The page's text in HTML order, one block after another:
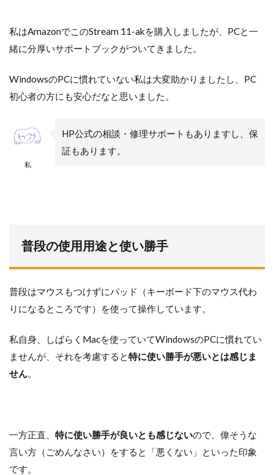
私はAmazonでこのStream 11-akを購入しましたが、PCと一
緒に分厚いサポートブックがついてきました。
WindowsのPCに慣れていない私は大変助かりましたし、PC
初心者の方にも安心だなと思いました。
私
HP公式の相談・修理サポートもありますし、保
証もあります。
普段の使用用途と使い勝手
普段はマウスもつけずにパッド（キーボード下のマウス代わ
りになるところです）を使って操作しています。
私自身、しばらくMacを使っていてWindowsのPCに慣れてい
ませんが、それを考慮すると特に使い勝手が悪いとは感じま
せん。
一方正直、 特に使い勝手が良いとも感じないので、偉そうな
言い方（ごめんなさい）をすると「悪くない」といった印象
です。